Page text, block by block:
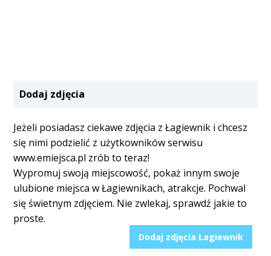
Dodaj zdjęcia
Jeżeli posiadasz ciekawe zdjęcia z Łagiewnik i chcesz
się nimi podzielić z użytkowników serwisu
www.emiejsca.pl zrób to teraz!
Wypromuj swoją miejscowość, pokaż innym swoje
ulubione miejsca w Łagiewnikach, atrakcje. Pochwal
się świetnym zdjęciem. Nie zwlekaj, sprawdź jakie to
proste.
Dodaj zdjęcia Łagiewnik